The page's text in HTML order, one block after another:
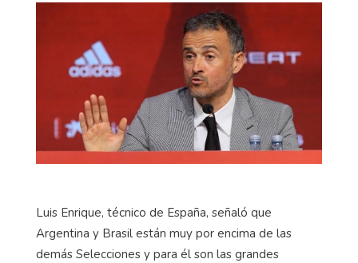
Luis Enrique, técnico de España, señaló que
Argentina y Brasil están muy por encima de las
demás Selecciones y para él son las grandes